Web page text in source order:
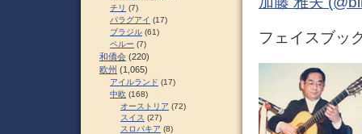
フェイスブッ
チリ (7)
パラグアイ (17)
ブラジル (61)
ペルー (7)
和僑会 (220)
欧州 (1,065)
アイルランド (17)
中欧 (168)
オーストリア (72)
スイス (27)
スロパキア (8)